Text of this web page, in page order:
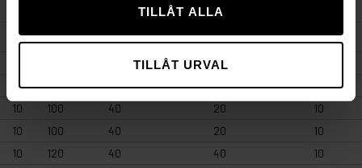
TILLÅT ALLA
TILLÅT URVAL
D L Bits/Hylsa Max detalj-tjockl. mm Borr mm
20
8
100 25 20
8
10
100 40 20
10
10
100 40 20
10
10
120 40 40
10